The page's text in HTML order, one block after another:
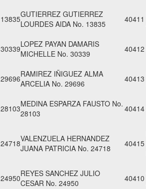
13835GUTIERREZ GUTIERREZ
LOURDES AIDA No. 13835
40411
30339LOPEZ PAYAN DAMARIS
MICHELLE No. 30339
40412
29696RAMIREZ IÑIGUEZ ALMA
ARCELIA No. 29696
40413
28103MEDINA ESPARZA FAUSTO No.
28103
40414
24718VALENZUELA HERNANDEZ
JUANA PATRICIA No. 24718
40415
24950REYES SANCHEZ JULIO
CESAR No. 24950
40410